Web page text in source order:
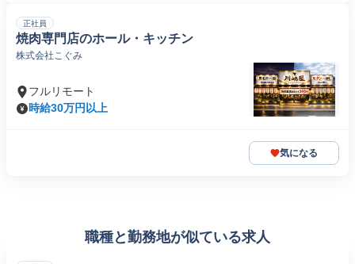
正社員
焼肉専門店のホール・キッチン
株式会社こぐみ
フルリモート
時給30万円以上
気になる
職種と勤務地が似ている求人